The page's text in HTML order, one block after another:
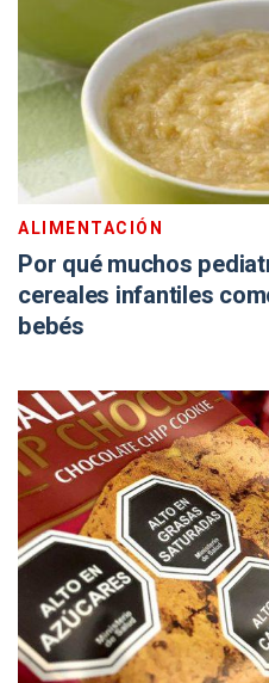
ALIMENTACIÓN
Por qué muchos
cereales infantiles
bebés